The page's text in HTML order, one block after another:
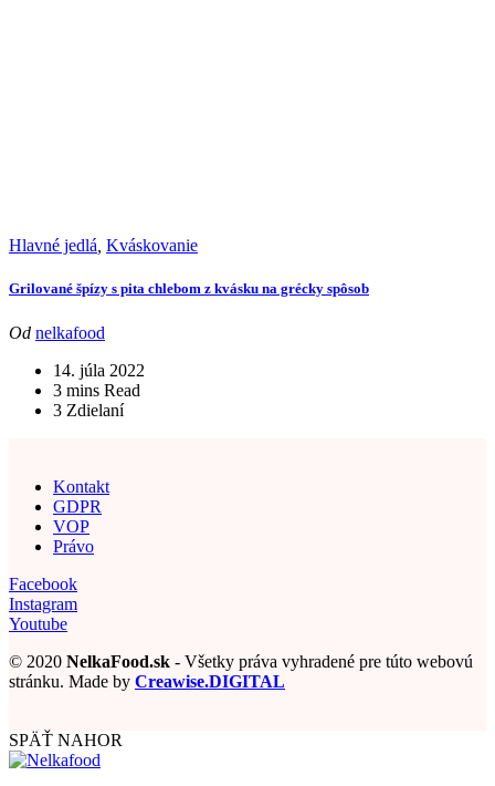
Hlavné jedlá Kváskovanie
Grilované špízy s pita chlebom z kvásku na grécky spôsob
Od nelkafood
14. júla 2022
3 mins Read
3 Zdielaní
Kontakt
GDPR
VOP
Právo
Facebook
Instagram
Youtube
© 2020 NelkaFood.sk - Všetky práva vyhradené pre túto webovú
stránku. Made by Creawise.DIGITAL
SPÄŤ NAHOR